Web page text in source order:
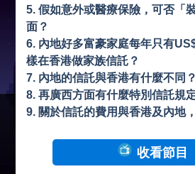
5. ⁠假如意外或醫療保險，可否「
面？
6. ⁠內地好多富豪家庭每年只有
樣在香港做家族信託？
7. ⁠內地的信託與香港有什麼不同？
8. ⁠再廣西方面有什麼特別信託規
9. ⁠關於信託的費用與香港及內地
收看節目